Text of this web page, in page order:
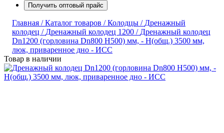
Получить оптовый прайс
Главная /Каталог товаров /Колодцы / Дренажный
колодец / Дренажный колодец 1200 / Дренажный колодец
Dn1200 (горловина Dn800 H500) мм, - H(общ.) 3500 мм,
люк, приваренное дно - ИСС
Товар в наличии